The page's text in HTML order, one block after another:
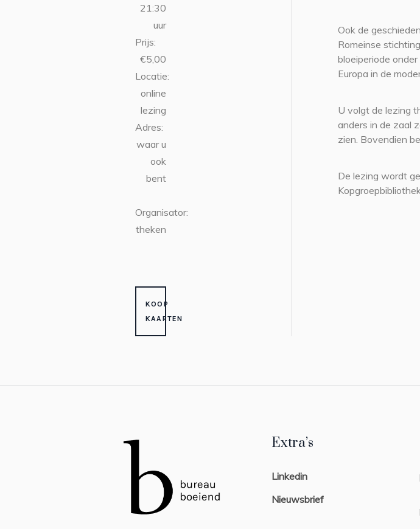
21:30
uur
Prijs:
€5,00
Locatie:
online
lezing
Adres:
waar u
ook
bent
Organisator:
Kopgroepbibliotheken
KOOP
KAARTEN
Ook de
Romeinse
bloeiperiode
Europa in de
U volgt de lezing
anders in de zaal
zien. Bovendien
De lezing wordt
Extra’s
Linkedin
Nieuwsbrief